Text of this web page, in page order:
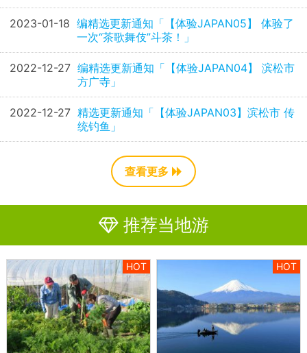
2023-01-18 编精选更新通知「【体验JAPAN05】 体验了
一次“茶歌舞伎”斗茶！」
2022-12-27 编精选更新通知「【体验JAPAN04】 滨松市
方广寺」
2022-12-27 精选更新通知「【体验JAPAN03】滨松市 传
统钓鱼」
查看更多
推荐当地游
HOT HOT